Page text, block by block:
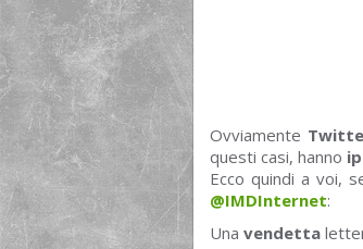
Ovviamente
questi casi, hanno
Ecco quindi a voi,
@IMDInternet:
Una vendetta